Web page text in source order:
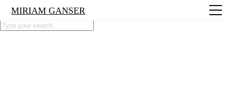
MIRIAM GANSER